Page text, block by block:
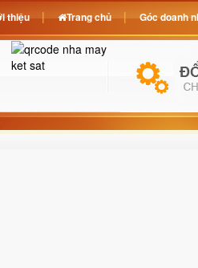
thiệu Trang chủ Góc doanh